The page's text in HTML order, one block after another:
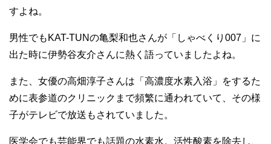
すよね。
男性でもKAT-TUNの亀梨和也さんが「しゃべくり007」に
出た時に伊勢谷友介さんに熱く語っていましたよね。
また、女優の高畑淳子さんは「高濃度水素入浴」をするた
めに表参道のクリニックまで頻繁に通われていて、その様
子がテレビで放送もされていました。
医学会でも芸能界でも話題の水素水。活性酸素を除去し、